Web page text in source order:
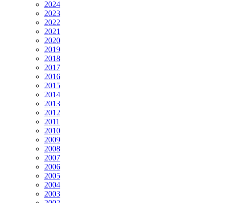
2024
2023
2022
2021
2020
2019
2018
2017
2016
2015
2014
2013
2012
2011
2010
2009
2008
2007
2006
2005
2004
2003